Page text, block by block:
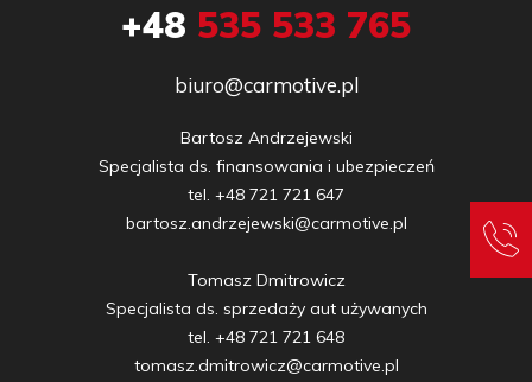
+48 535 533 765
biuro@carmotive.pl
Bartosz Andrzejewski
Specjalista ds. finansowania i ubezpieczeń
tel. +48 721 721 647
bartosz.andrzejewski@carmotive.pl
Tomasz Dmitrowicz
Specjalista ds. sprzedaży aut używanych
tel. +48 721 721 648
tomasz.dmitrowicz@carmotive.pl